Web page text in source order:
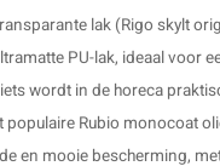
lak (Rigo skylt
PU-lak, ideaal voor
wordt in de horeca
Rubio monocoat
en mooie bescherming,